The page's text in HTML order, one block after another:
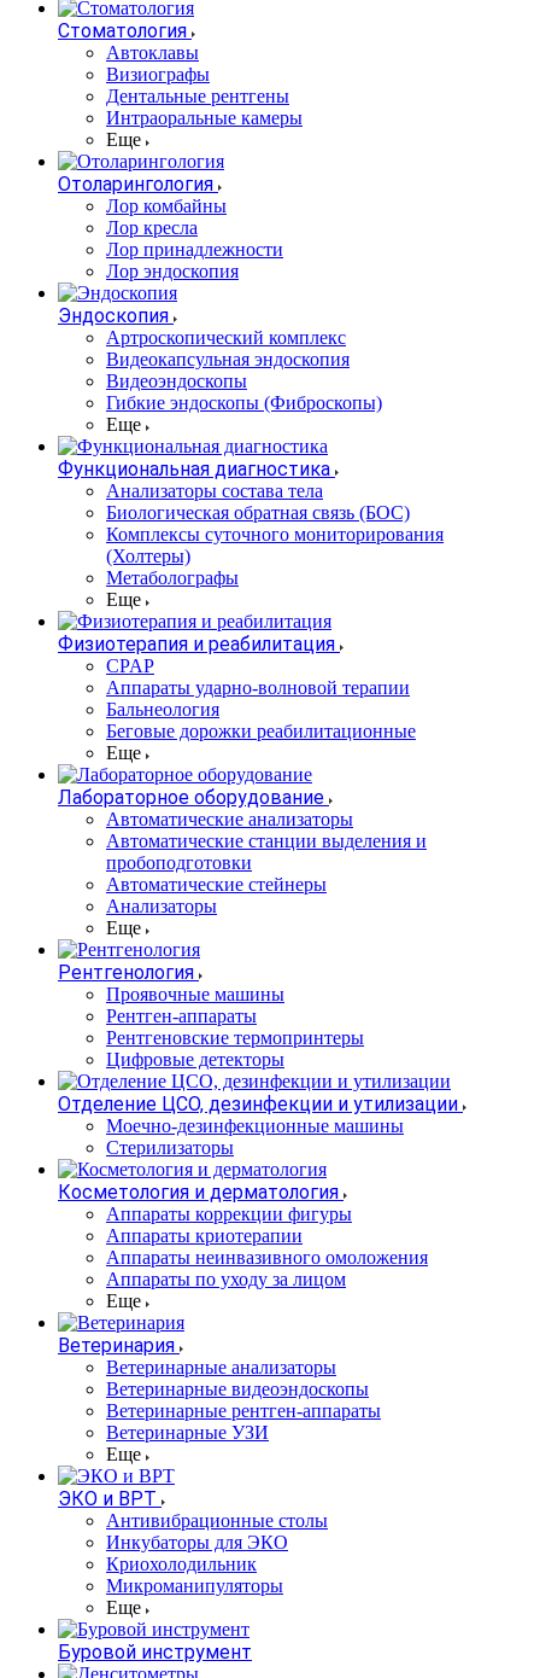
Стоматология
Автоклавы
Визиографы
Дентальные рентгены
Интраоральные камеры
Еще
Отоларингология
Лор комбайны
Лор кресла
Лор принадлежности
Лор эндоскопия
Эндоскопия
Артроскопический комплекс
Видеокапсульная эндоскопия
Видеоэндоскопы
Гибкие эндоскопы (Фиброcкопы)
Еще
Функциональная диагностика
Анализаторы состава тела
Биологическая обратная связь (БОС)
Комплексы суточного мониторирования
(Холтеры)
Метаболографы
Еще
Физиотерапия и реабилитация
CPAP
Аппараты ударно-волновой терапии
Бальнеология
Беговые дорожки реабилитационные
Еще
Лабораторное оборудование
Автоматические анализаторы
Автоматические станции выделения и
пробоподготовки
Автоматические стейнеры
Анализаторы
Еще
Рентгенология
Проявочные машины
Рентген-аппараты
Рентгеновские термопринтеры
Цифровые детекторы
Отделение ЦСО, дезинфекции и утилизации
Моечно-дезинфекционные машины
Стерилизаторы
Косметология и дерматология
Аппараты коррекции фигуры
Аппараты криотерапии
Аппараты неинвазивного омоложения
Аппараты по уходу за лицом
Еще
Ветеринария
Ветеринарные анализаторы
Ветеринарные видеоэндоскопы
Ветеринарные рентген-аппараты
Ветеринарные УЗИ
Еще
ЭКО и ВРТ
Антивибрационные столы
Инкубаторы для ЭКО
Криохолодильник
Микроманипуляторы
Еще
Буровой инструмент